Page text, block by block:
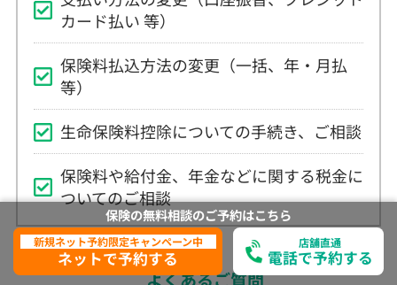
カード払い 等）
保険料払込方法の変更（一括、年・月払
等）
生命保険料控除についての手続き、ご相談
保険料や給付金、年金などに関する税金に
ついてのご相談
よくあるご質問
保険の無料相談のご予約はこちら
新規ネット予約限定キャンペーン中
ネットで予約する
店舗直通
電話で予約する